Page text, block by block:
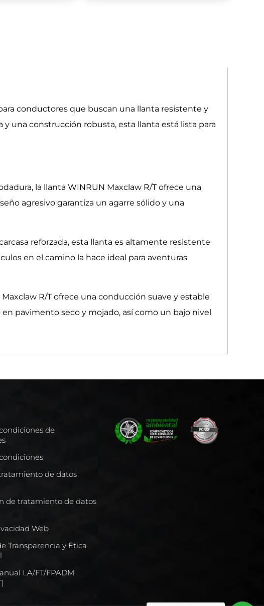
conductores que buscan una llanta resistente y
y una construcción robusta, esta llanta está lista para
la llanta WINRUN Maxclaw R/T ofrece una
agresivo garantiza un agarre sólido y una
reforzada, esta llanta es altamente resistente
en el camino la hace ideal para aventuras
R/T ofrece una conducción suave y estable
pavimento seco y mojado, así como un bajo nivel
de
de datos
de tratamiento de datos
Web
Transparencia y Ética
LA/FT/FPADM